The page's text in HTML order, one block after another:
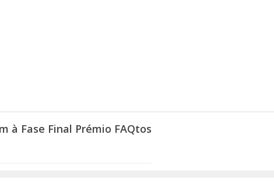
à Fase Final Prémio FAQtos